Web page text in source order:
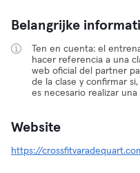
Belangrijke
Ten en cuenta: el
hacer referencia a una
web oficial del partner
de la clase y confirmar
es necesario realizar
Website
https://